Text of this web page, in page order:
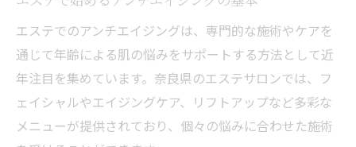
れ
初めての方にも安心なアンチエイジング施
術紹介
素肌を輝かせるエステ施術の特徴と選び方
エステで実感できるアンチエイジングの変
エステでのアンチエイジングは、専門的な施術やケアを
通じて年齢による肌の悩みをサポートする方法として近
年注目を集めています。奈良県のエステサロンでは、フ
ェイシャルやエイジングケア、リフトアップなど多彩な
メニューが提供されており、個々の悩みに合わせた施術